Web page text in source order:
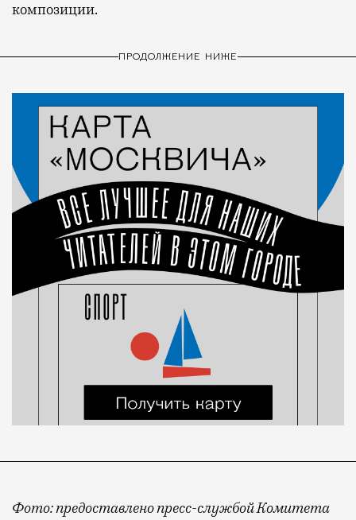
композиции.
ПРОДОЛЖЕНИЕ НИЖЕ
Фото: предоставлено пресс-службой Комитета